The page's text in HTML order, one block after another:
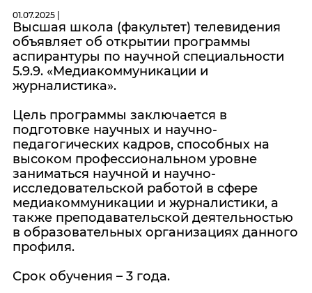
01.07.2025 |
Высшая школа (факультет) телевидения
объявляет об открытии программы
аспирантуры по научной специальности
5.9.9. «Медиакоммуникации и
журналистика».
Цель программы заключается в
подготовке научных и научно-
педагогических кадров, способных на
высоком профессиональном уровне
заниматься научной и научно-
исследовательской работой в сфере
медиакоммуникации и журналистики, а
также преподавательской деятельностью
в образовательных организациях данного
профиля.
Срок обучения – 3 года.